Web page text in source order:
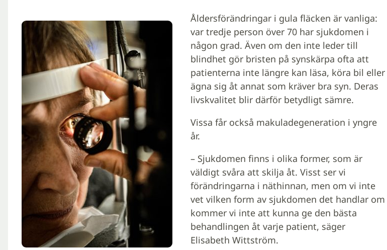
Åldersförändringar i gula fläcken är vanliga:
var tredje person över 70 har sjukdomen i
någon grad. Även om den inte leder till
blindhet gör bristen på synskärpa ofta att
patienterna inte längre kan läsa, köra bil eller
ägna sig åt annat som kräver bra syn. Deras
livskvalitet blir därför betydligt sämre.
Vissa får också makuladegeneration i yngre
år.
– Sjukdomen finns i olika former, som är
väldigt svåra att skilja åt. Visst ser vi
förändringarna i näthinnan, men om vi inte
vet vilken form av sjukdomen det handlar om
kommer vi inte att kunna ge den bästa
behandlingen åt varje patient, säger
Elisabeth Wittström.